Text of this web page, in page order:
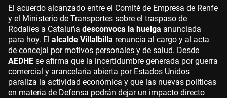
El acuerdo alcanzado entre el Comité de Empresa de Renfe
y el Ministerio de Transportes sobre el traspaso de
Rodalíes a Cataluña desconvoca la huelga anunciada
para hoy. El alcalde Villalbilla renuncia al cargo y al acta
de concejal por motivos personales y de salud. Desde
AEDHE se afirma que la incertidumbre generada por guerra
comercial y arancelaria abierta por Estados Unidos
paraliza la actividad económica y que las nuevas políticas
en materia de Defensa podrán dejar un impacto directo